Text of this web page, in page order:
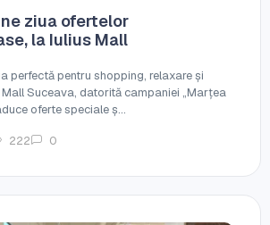
ziua ofertelor
la Iulius Mall
perfectă pentru shopping, relaxare și
Suceava, datorită campaniei „Marțea
oferte speciale ș...
222 0